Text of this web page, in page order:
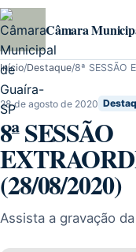
Pular para o conteúdo
Câmara
Início/Destaque/8ª SESSÃO
28 de agosto de 2020
8ª SESSÃO
(28/08/2020)
Assista a gravação